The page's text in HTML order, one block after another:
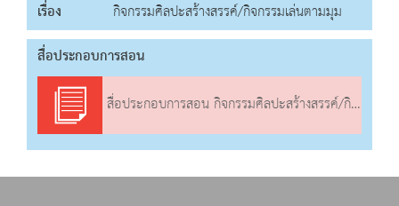
เรื่อง
กิจกรรมศิลปะสร้างสรรค์/กิจกรรมเล่นตามมุม
สื่อประกอบการสอน
สื่อประกอบการสอน กิจกรรมศิลปะสร้างสรรค์/กิจกรรมเล่นตามมุม